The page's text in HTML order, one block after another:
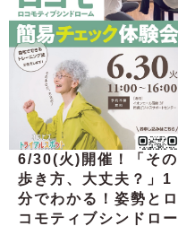
6/30(火)開催！「その
歩き方、大丈夫？」1
分でわかる！姿勢とロ
コモティブシンドロー